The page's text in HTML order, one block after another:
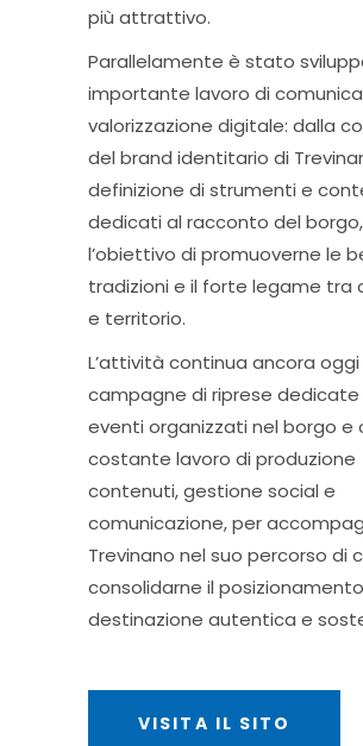
più attrattivo.
Parallelamente è stato
importante lavoro di
valorizzazione digitale: dalla
del brand identitario di
definizione di strumenti e
dedicati al racconto del
l’obiettivo di promuoverne le
tradizioni e il forte legame tra
e territorio.
L’attività continua ancora
campagne di riprese dedicate
eventi organizzati nel borgo e
costante lavoro di produzione
contenuti, gestione social e
comunicazione, per
Trevinano nel suo percorso di
consolidarne il
destinazione autentica e
VISITA IL SITO